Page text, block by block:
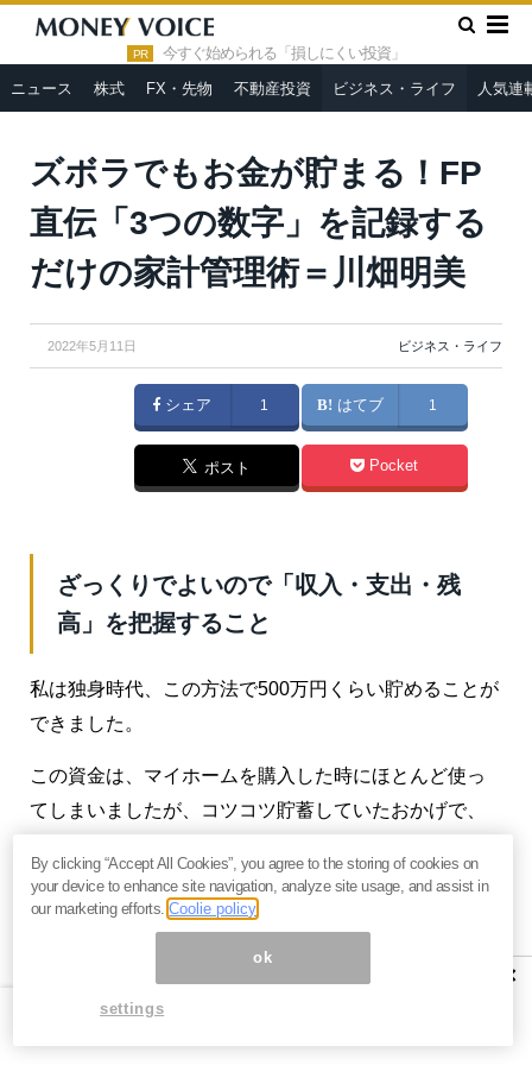
PR 今すぐ始められる「損しにくい投資」
ニュース 株式 FX・先物 不動産投資 ビジネス・ライフ 人気連
HOME » ビジネス・ライフ
ズボラでもお金が貯まる！FP直
伝「3つの数字」を記録するだけの家計管理術＝川畑明美
ズボラでもお金が貯まる！FP
直伝「3つの数字」を記録する
だけの家計管理術＝川畑明美
2022年5月11日 ビジネス・ライフ
シェア 1 はてブ 1
ポスト Pocket
ざっくりでよいので「収入・支出・残
高」を把握すること
私は独身時代、この方法で500万円くらい貯めることが
できました。
この資金は、マイホームを購入した時にほとんど使っ
てしまいましたが、コツコツ貯蓄していたおかげで、
す。
お給料日に自分で預け替えするのが面倒でしたら、積
立定期を利用してもいいですね。投資信託の積立で
も、銀行引き落としにすることもできます。
お給料が入ったら、すぐに貯蓄口座に入れることが重
×
By clicking “Accept All Cookies”, you agree to the storing of cookies on
your device to enhance site navigation, analyze site usage, and assist in
our marketing efforts.Coolie policy
ok
settings